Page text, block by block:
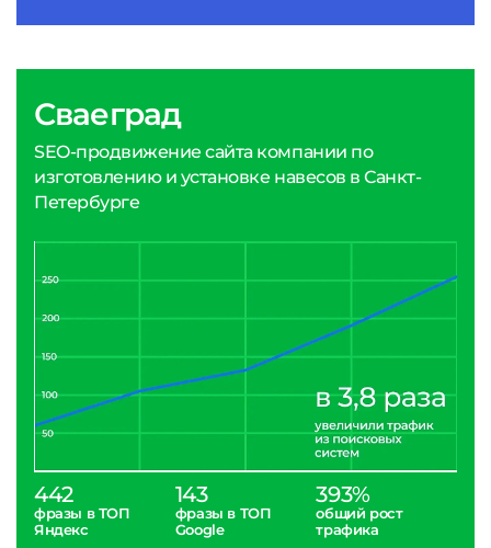
Сваеград
SEO-продвижение сайта компании по
изготовлению и установке навесов в Санкт-
Петербурге
442
фразы в ТОП
Яндекс
143
фразы в ТОП
Google
393%
общий рост
трафика